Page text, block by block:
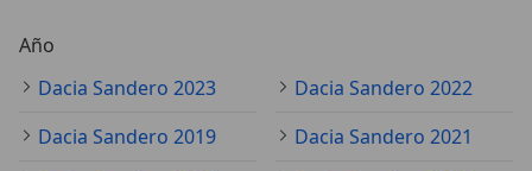
Año
Dacia Sandero 2023
Dacia Sandero 2022
Dacia Sandero 2019
Dacia Sandero 2021